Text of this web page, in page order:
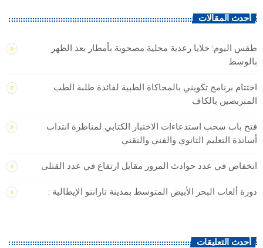
أحدث المقالات
طقس اليوم: خلايا رعدية محلية مصحوبة بأمطار بعد الظهر
بالوسط
اختتام برنامج تكويني بالمحاكاة الطبية لفائدة طلبة الطب
المتربصين بالكاف
فتح باب سحب استدعاءات الاختبار الكتابي لمناظرة انتداب
أساتذة التعليم الثانوي والفني والتقني
انخفاض في عدد حوادث المرور مقابل ارتفاع في عدد القتلى
دورة ألعاب البحر الأبيض المتوسط بمدينة تارانتو الإيطالية :
أحدث التعليقات